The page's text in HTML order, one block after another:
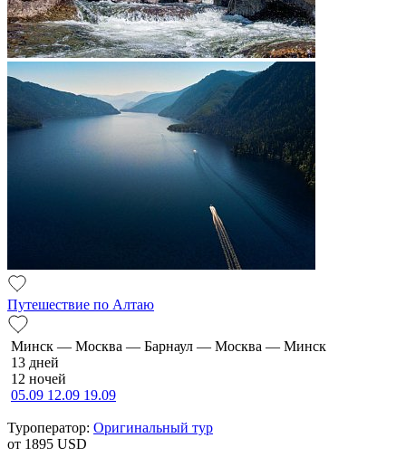
Путешествие по Алтаю
Минск — Москва — Барнаул — Москва — Минск
13 дней
12 ночей
05.09 12.09 19.09
Туроператор: Оригинальный тур
от 1895 USD